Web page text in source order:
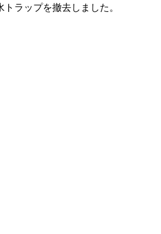
ラップを撤去しました。